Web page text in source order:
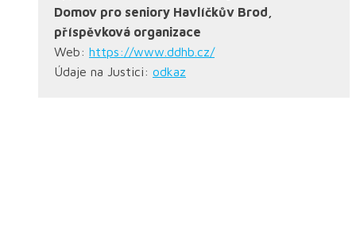
Domov pro seniory Havlíčkův Brod,
příspěvková organizace
Web: https://www.ddhb.cz/
Údaje na Justici: odkaz